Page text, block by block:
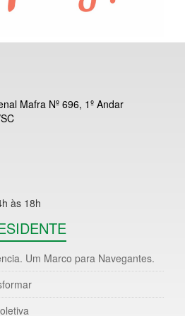
Mafra Nº 696, 1º Andar
às 18h
Um Marco para Navegantes.